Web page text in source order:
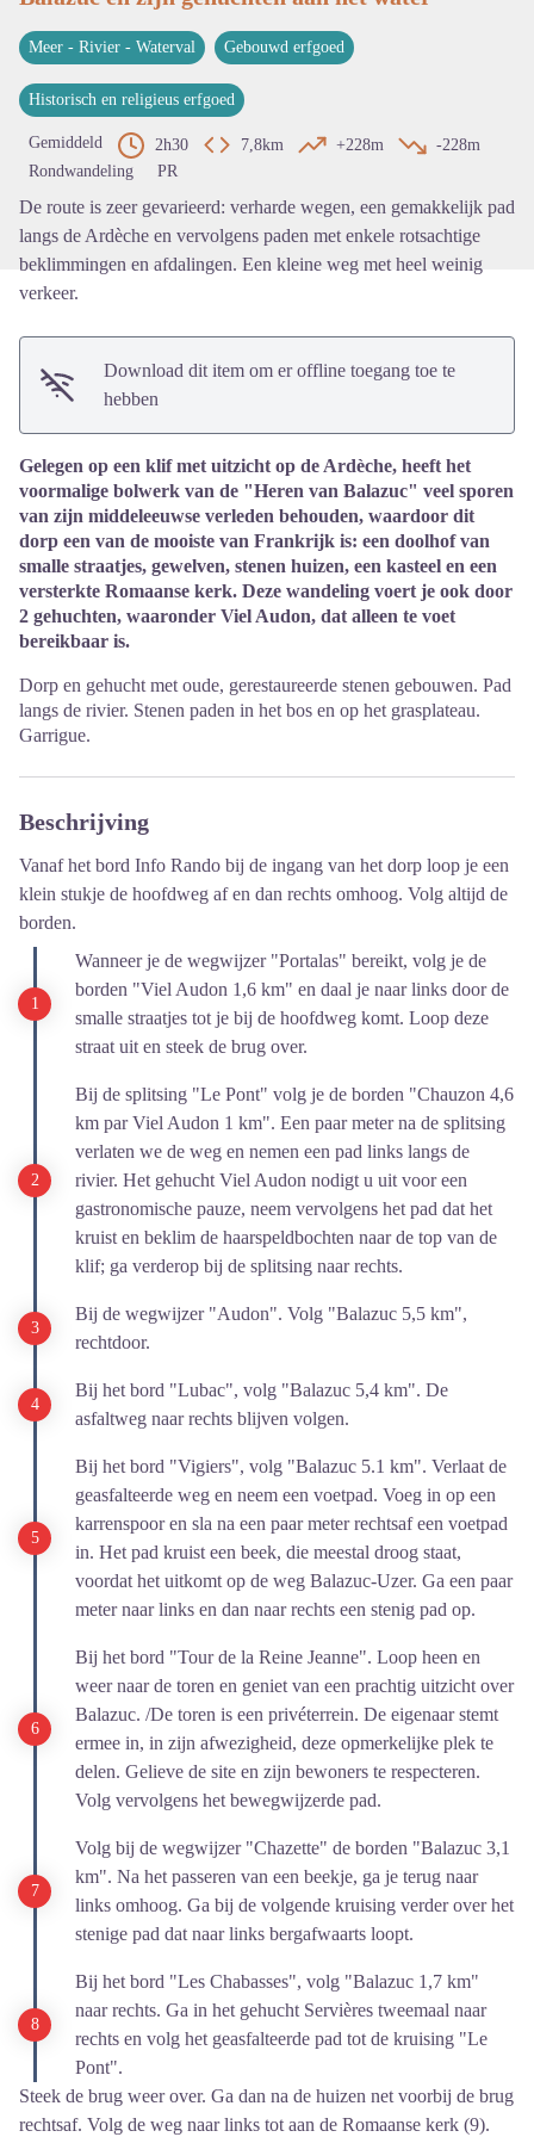
Meer - Rivier - Waterval Gebouwd erfgoed
Historisch en religieus erfgoed
Gemiddeld 2h30 7,8km +228m
-228m
Rondwandeling
PR
De route is zeer gevarieerd: verharde wegen, een gemakkelijk pad
langs de Ardèche en vervolgens paden met enkele rotsachtige
beklimmingen en afdalingen. Een kleine weg met heel weinig
verkeer.
Download dit item om er offline toegang toe te
hebben
Gelegen op een klif met uitzicht op de Ardèche, heeft het
voormalige bolwerk van de "Heren van Balazuc" veel sporen
van zijn middeleeuwse verleden behouden, waardoor dit
dorp een van de mooiste van Frankrijk is: een doolhof van
smalle straatjes, gewelven, stenen huizen, een kasteel en een
versterkte Romaanse kerk. Deze wandeling voert je ook door
2 gehuchten, waaronder Viel Audon, dat alleen te voet
bereikbaar is.
Dorp en gehucht met oude, gerestaureerde stenen gebouwen. Pad
langs de rivier. Stenen paden in het bos en op het grasplateau.
Garrigue.
Beschrijving
Vanaf het bord Info Rando bij de ingang van het dorp loop je een
klein stukje de hoofdweg af en dan rechts omhoog. Volg altijd de
borden.
Wanneer je de wegwijzer "Portalas" bereikt, volg je de
borden "Viel Audon 1,6 km" en daal je naar links door de
smalle straatjes tot je bij de hoofdweg komt. Loop deze
straat uit en steek de brug over.
Bij de splitsing "Le Pont" volg je de borden "Chauzon 4,6
km par Viel Audon 1 km". Een paar meter na de splitsing
verlaten we de weg en nemen een pad links langs de
rivier. Het gehucht Viel Audon nodigt u uit voor een
gastronomische pauze, neem vervolgens het pad dat het
kruist en beklim de haarspeldbochten naar de top van de
klif; ga verderop bij de splitsing naar rechts.
Bij de wegwijzer "Audon". Volg "Balazuc 5,5 km",
rechtdoor.
Bij het bord "Lubac", volg "Balazuc 5,4 km". De
asfaltweg naar rechts blijven volgen.
Bij het bord "Vigiers", volg "Balazuc 5.1 km". Verlaat de
geasfalteerde weg en neem een voetpad. Voeg in op een
karrenspoor en sla na een paar meter rechtsaf een voetpad
in. Het pad kruist een beek, die meestal droog staat,
voordat het uitkomt op de weg Balazuc-Uzer. Ga een paar
meter naar links en dan naar rechts een stenig pad op.
Bij het bord "Tour de la Reine Jeanne". Loop heen en
weer naar de toren en geniet van een prachtig uitzicht over
Balazuc. /De toren is een privéterrein. De eigenaar stemt
ermee in, in zijn afwezigheid, deze opmerkelijke plek te
delen. Gelieve de site en zijn bewoners te respecteren.
Volg vervolgens het bewegwijzerde pad.
Volg bij de wegwijzer "Chazette" de borden "Balazuc 3,1
km". Na het passeren van een beekje, ga je terug naar
links omhoog. Ga bij de volgende kruising verder over het
stenige pad dat naar links bergafwaarts loopt.
Bij het bord "Les Chabasses", volg "Balazuc 1,7 km"
naar rechts. Ga in het gehucht Servières tweemaal naar
rechts en volg het geasfalteerde pad tot de kruising "Le
Pont".
Steek de brug weer over. Ga dan na de huizen net voorbij de brug
rechtsaf. Volg de weg naar links tot aan de Romaanse kerk (9).